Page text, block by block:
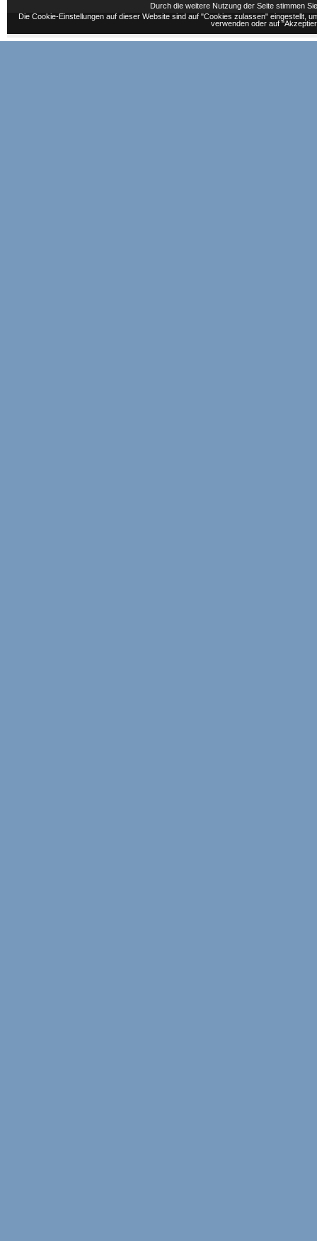
Durch die weitere Nutzung der Seite stimmen
Die Cookie-Einstellungen auf dieser Website sind auf "Cookies zulassen" eingestellt,
verwenden oder auf